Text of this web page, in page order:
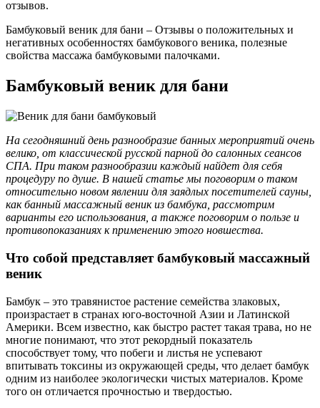
отзывов.
Бамбуковый веник для бани – Отзывы о положительных и
негативных особенностях бамбукового веника, полезные
свойства массажа бамбуковыми палочками.
Бамбуковый веник для бани
На сегодняшний день разнообразие банных мероприятий очень
велико, от классической русской парной до салонных сеансов
СПА. При таком разнообразии каждый найдет для себя
процедуру по душе. В нашей статье мы поговорим о таком
относительно новом явлении для заядлых посетителей сауны,
как банный массажный веник из бамбука, рассмотрим
варианты его использования, а также поговорим о пользе и
противопоказаниях к применению этого новшества.
Что собой представляет бамбуковый массажный
веник
Бамбук – это травянистое растение семейства злаковых,
произрастает в странах юго-восточной Азии и Латинской
Америки. Всем известно, как быстро растет такая трава, но не
многие понимают, что этот рекордный показатель
способствует тому, что побеги и листья не успевают
впитывать токсины из окружающей среды, что делает бамбук
одним из наиболее экологически чистых материалов. Кроме
того он отличается прочностью и твердостью.